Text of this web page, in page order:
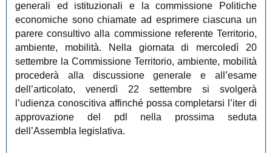
generali ed istituzionali e la commissione Politiche
economiche sono chiamate ad esprimere ciascuna un
parere consultivo alla commissione referente Territorio,
ambiente, mobilità. Nella giornata di mercoledì 20
settembre la Commissione Territorio, ambiente, mobilità
procederà alla discussione generale e all’esame
dell’articolato, venerdì 22 settembre si svolgerà
l’udienza conoscitiva affinché possa completarsi l’iter di
approvazione del pdl nella prossima seduta
dell’Assembla legislativa.